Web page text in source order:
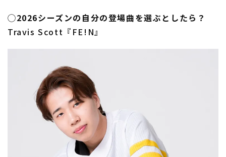
◯2026シーズンの自分の登場曲を選ぶとしたら？
Travis Scott『FE!N』